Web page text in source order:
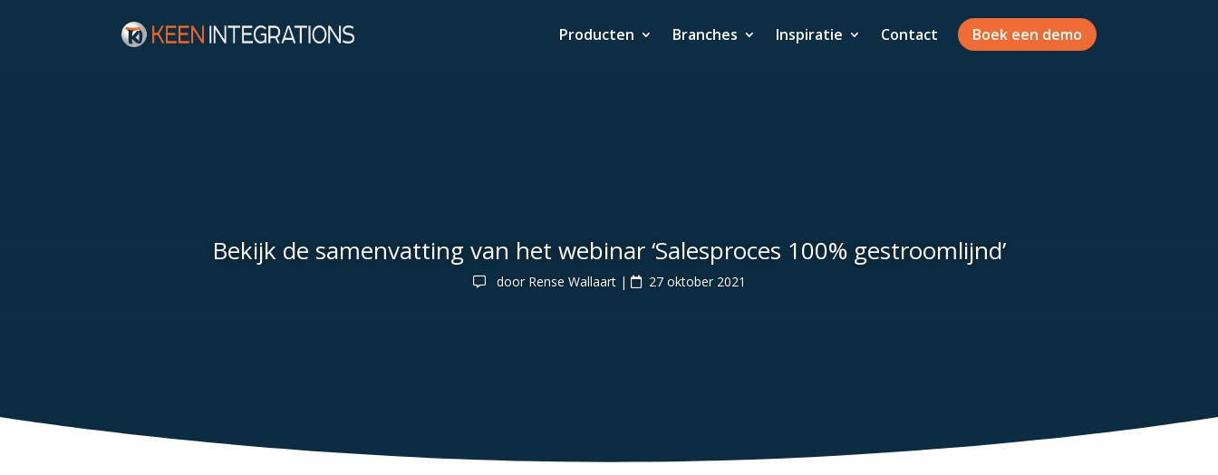
Producten Branches Inspiratie Contact Boek een demo
Bekijk de samenvatting van het webinar ‘Salesproces 100% gestroomlijnd’
door Rense Wallaart| 27 oktober 2021